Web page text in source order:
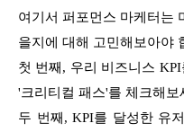
여기서 퍼포먼스 마케터는
을지에 대해 고민해보아야
첫 번째, 우리 비즈니스
'크리티컬 패스'를 체크해보
두 번째, KPI를 달성한 유